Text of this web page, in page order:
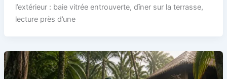
l’extérieur : baie vitrée entrouverte, dîner sur la terrasse,
lecture près d’une